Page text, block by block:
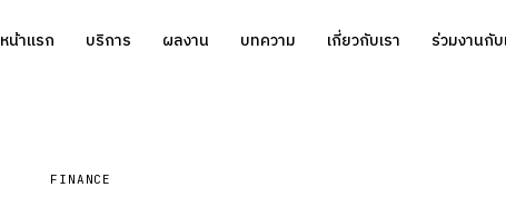
หน้าแรก บริการ ผลงาน บทความ เกี่ยวกับเรา ร่วมงานกับ
FINANCE